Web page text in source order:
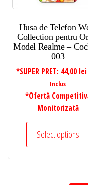
Husa de Telefon
Collection pentru
Model Realme –
003
*SUPER PRET: 44,00 lei
Inclus
*Ofertă
Monitorizată
Select options